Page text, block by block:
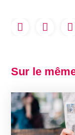
Sur le